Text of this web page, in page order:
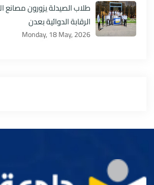
طلاب الصيدلة يزورون مصانع
الرقابة الدوائية بعدن
Monday, 18 May, 2026